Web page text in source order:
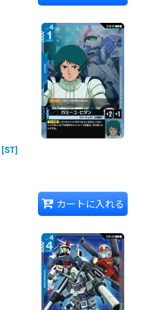
[ST]
カートに入れる